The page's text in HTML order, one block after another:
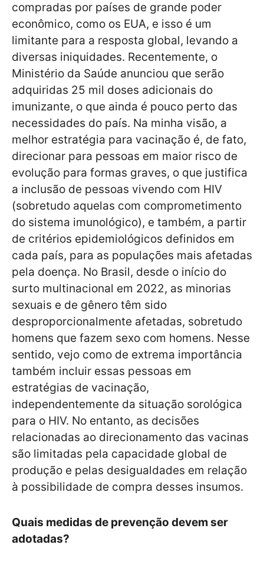
compradas por países de grande poder
econômico, como os EUA, e isso é um
limitante para a resposta global, levando a
diversas iniquidades. Recentemente, o
Ministério da Saúde anunciou que serão
adquiridas 25 mil doses adicionais do
imunizante, o que ainda é pouco perto das
necessidades do país. Na minha visão, a
melhor estratégia para vacinação é, de fato,
direcionar para pessoas em maior risco de
evolução para formas graves, o que justifica
a inclusão de pessoas vivendo com HIV
(sobretudo aquelas com comprometimento
do sistema imunológico), e também, a partir
de critérios epidemiológicos definidos em
cada país, para as populações mais afetadas
pela doença. No Brasil, desde o início do
surto multinacional em 2022, as minorias
sexuais e de gênero têm sido
desproporcionalmente afetadas, sobretudo
homens que fazem sexo com homens. Nesse
sentido, vejo como de extrema importância
também incluir essas pessoas em
estratégias de vacinação,
independentemente da situação sorológica
para o HIV. No entanto, as decisões
relacionadas ao direcionamento das vacinas
são limitadas pela capacidade global de
produção e pelas desigualdades em relação
à possibilidade de compra desses insumos.
Quais medidas de prevenção devem ser
adotadas?